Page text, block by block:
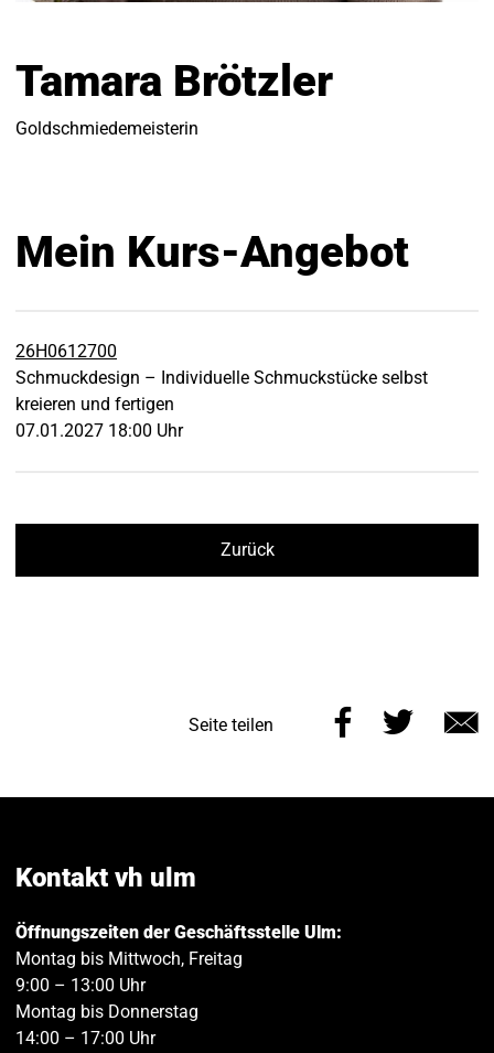
Tamara Brötzler
Goldschmiedemeisterin
Mein Kurs-Angebot
26H0612700
Schmuckdesign – Individuelle Schmuckstücke selbst
kreieren und fertigen
07.01.2027 18:00 Uhr
Zurück
Seite teilen
Diese
auf
Diese
auf
Kontakt vh ulm
Öffnungszeiten der Geschäftsstelle Ulm:
Montag bis Mittwoch, Freitag
9:00 – 13:00 Uhr
Montag bis Donnerstag
14:00 – 17:00 Uhr